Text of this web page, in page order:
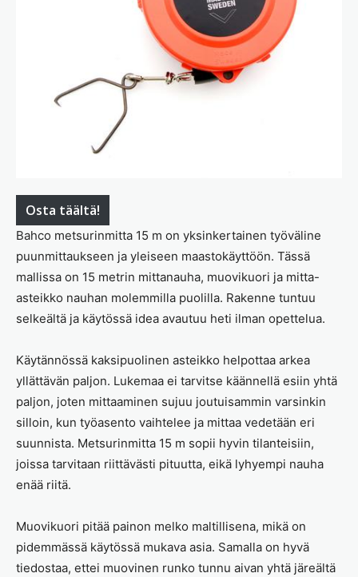
Osta täältä!
Bahco metsurinmitta 15 m on yksinkertainen työväline
puunmittaukseen ja yleiseen maastokäyttöön. Tässä
mallissa on 15 metrin mittanauha, muovikuori ja mitta-
asteikko nauhan molemmilla puolilla. Rakenne tuntuu
selkeältä ja käytössä idea avautuu heti ilman opettelua.
Käytännössä kaksipuolinen asteikko helpottaa arkea
yllättävän paljon. Lukemaa ei tarvitse käännellä esiin yhtä
paljon, joten mittaaminen sujuu joutuisammin varsinkin
silloin, kun työasento vaihtelee ja mittaa vedetään eri
suunnista. Metsurinmitta 15 m sopii hyvin tilanteisiin,
joissa tarvitaan riittävästi pituutta, eikä lyhyempi nauha
enää riitä.
Muovikuori pitää painon melko maltillisena, mikä on
pidemmässä käytössä mukava asia. Samalla on hyvä
tiedostaa, ettei muovinen runko tunnu aivan yhtä järeältä